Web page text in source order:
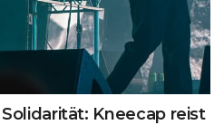
Kneecap reist